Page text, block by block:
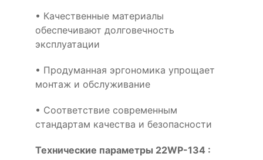
• Качественные материалы
обеспечивают долговечность
эксплуатации
• Продуманная эргономика упрощает
монтаж и обслуживание
• Соответствие современным
стандартам качества и безопасности
Технические параметры 22WP-134 :